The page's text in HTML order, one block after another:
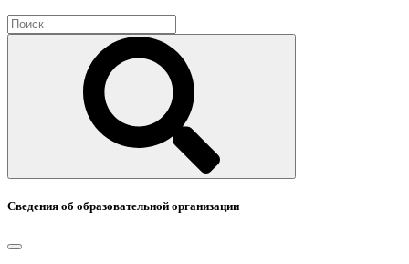
Сведения об образовательной организации